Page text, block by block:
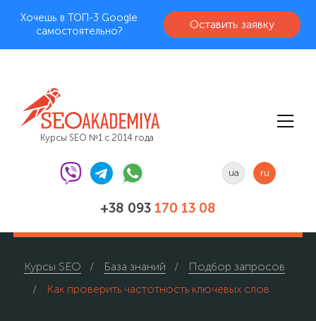
Хочешь в ТОП-3 Google
самостоятельно?
Оставить заявку
Курсы SEO №1 с 2014 года
+38 093 170 13 08
ua ru
Курсы SEO База знаний
Подбор запросов
Как проверить частотность ключевых слов